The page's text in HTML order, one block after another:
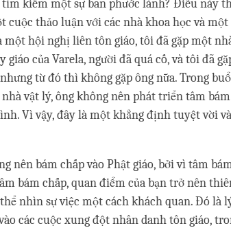
kiếm một sự ban phước lành? Điều này
thảo luận với các nhà khoa học và một
một hội nghị liên tôn giáo, tôi đã gặp một
của Varela, người đã quá cố, và tôi đã
từ đó thì không gặp ông nữa. Trong
vật lý, ông không nên phát triển tâm
Vì vậy, đây là một khẳng định tuyệt vời
nên bám chấp vào Phật giáo, bởi vì tâm
bám chấp, quan điểm của bạn trở nên
nhìn sự việc một cách khách quan. Đó là
các cuộc xung đột nhân danh tôn giáo,